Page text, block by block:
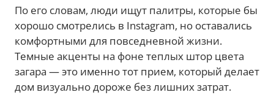
По его словам, люди ищут палитры, которые бы
хорошо смотрелись в Instagram, но оставались
комфортными для повседневной жизни.
Темные акценты на фоне теплых штор цвета
загара — это именно тот прием, который делает
дом визуально дороже без лишних затрат.